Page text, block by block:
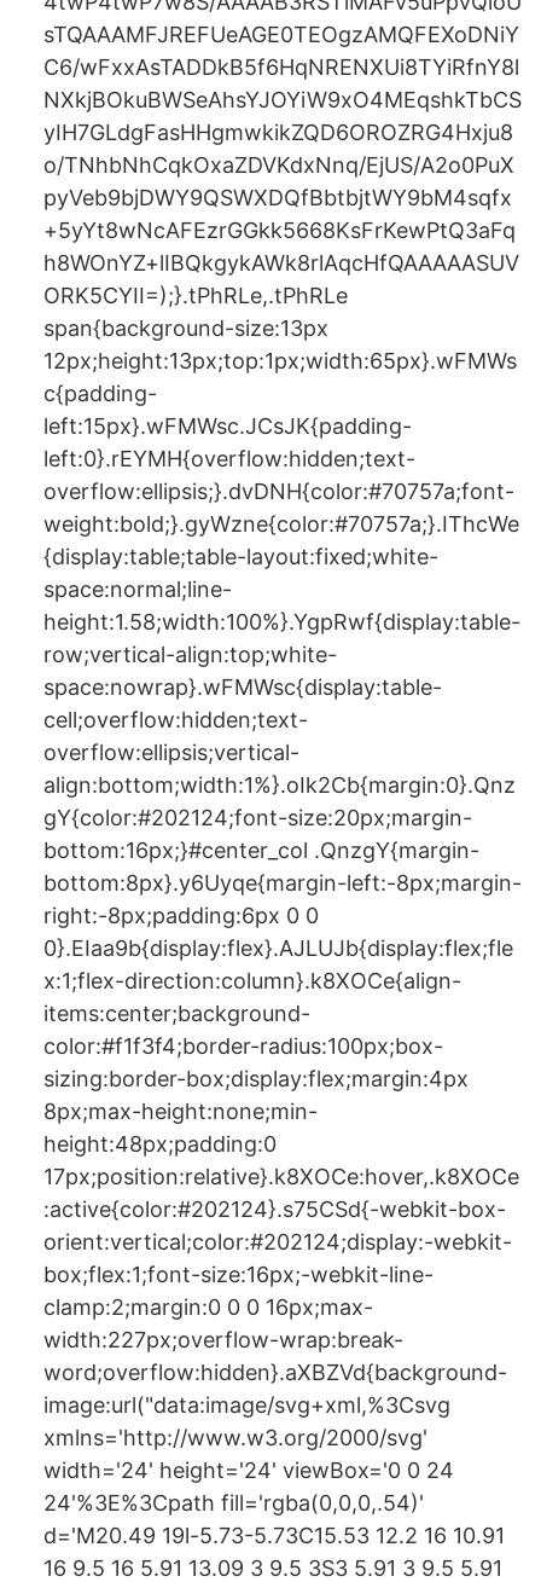
sTQAAAMFJREFUeAGE0TEOgzAMQFEXoDNiY
C6/wFxxAsTADDkB5f6HqNRENXUi8TYiRfnY8l
NXkjBOkuBWSeAhsYJOYiW9xO4MEqshkTbCS
yIH7GLdgFasHHgmwkikZQD6OROZRG4Hxju8
o/TNhbNhCqkOxaZDVKdxNnq/EjUS/A2o0PuX
pyVeb9bjDWY9QSWXDQfBbtbjtWY9bM4sqfx
+5yYt8wNcAFEzrGGkk5668KsFrKewPtQ3aFq
h8WOnYZ+lIBQkgykAWk8rlAqcHfQAAAAASUV
ORK5CYII=);}.tPhRLe,.tPhRLe
span{background-size:13px
12px;height:13px;top:1px;width:65px}.wFMWs
c{padding-
left:15px}.wFMWsc.JCsJK{padding-
left:0}.rEYMH{overflow:hidden;text-
overflow:ellipsis;}.dvDNH{color:#70757a;font-
weight:bold;}.gyWzne{color:#70757a;}.IThcWe
{display:table;table-layout:fixed;white-
space:normal;line-
height:1.58;width:100%}.YgpRwf{display:table-
row;vertical-align:top;white-
space:nowrap}.wFMWsc{display:table-
cell;overflow:hidden;text-
overflow:ellipsis;vertical-
align:bottom;width:1%}.oIk2Cb{margin:0}.Qnz
gY{color:#202124;font-size:20px;margin-
bottom:16px;}#center_col .QnzgY{margin-
bottom:8px}.y6Uyqe{margin-left:-8px;margin-
right:-8px;padding:6px 0 0
0}.EIaa9b{display:flex}.AJLUJb{display:flex;fle
x:1;flex-direction:column}.k8XOCe{align-
items:center;background-
color:#f1f3f4;border-radius:100px;box-
sizing:border-box;display:flex;margin:4px
8px;max-height:none;min-
height:48px;padding:0
17px;position:relative}.k8XOCe:hover,.k8XOCe
:active{color:#202124}.s75CSd{-webkit-box-
orient:vertical;color:#202124;display:-webkit-
box;flex:1;font-size:16px;-webkit-line-
clamp:2;margin:0 0 0 16px;max-
width:227px;overflow-wrap:break-
word;overflow:hidden}.aXBZVd{background-
image:url("data:image/svg+xml,%3Csvg
xmlns='http://www.w3.org/2000/svg'
width='24' height='24' viewBox='0 0 24
24'%3E%3Cpath fill='rgba(0,0,0,.54)'
d='M20.49 19l-5.73-5.73C15.53 12.2 16 10.91
16 9.5 16 5.91 13.09 3 9.5 3S3 5.91 3 9.5 5.91